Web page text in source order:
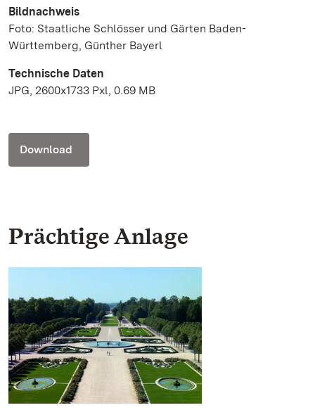
Bildnachweis
Foto: Staatliche Schlösser und Gärten Baden-
Württemberg, Günther Bayerl
Technische Daten
JPG, 2600x1733 Pxl, 0.69 MB
Download
Prächtige Anlage